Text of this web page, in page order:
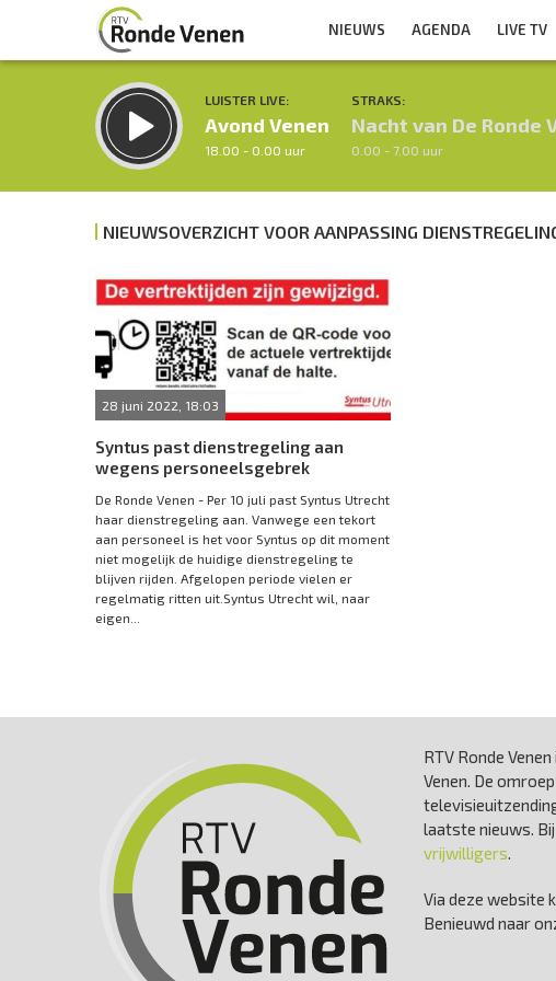
NIEUWS AGENDA LIVE TV
LUISTER LIVE:
Avond Venen
18.00 - 0.00 uur
STRAKS:
Nacht van De Ronde
0.00 - 7.00 uur
Inklappen
NIEUWSOVERZICHT VOOR AANPASSING
28 juni 2022, 18:03
Syntus past dienstregeling aan
wegens personeelsgebrek
De Ronde Venen - Per 10 juli past Syntus Utrecht
haar dienstregeling aan. Vanwege een tekort
aan personeel is het voor Syntus op dit moment
niet mogelijk de huidige dienstregeling te
blijven rijden. Afgelopen periode vielen er
regelmatig ritten uit.Syntus Utrecht wil, naar
eigen...
RTV Ronde
Venen. De
laatste nieuws.
vrijwilligers.
Via deze website
Benieuwd naar